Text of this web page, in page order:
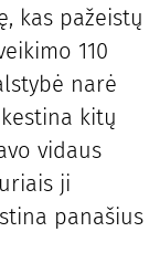
kas pažeistų
110
narė
kitų
vidaus
ji
panašius